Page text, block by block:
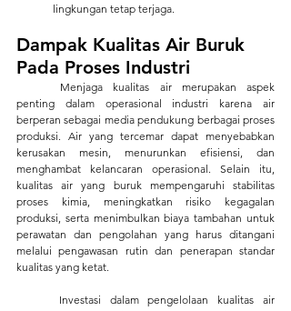
lingkungan tetap terjaga.
Dampak Kualitas Air Buruk
Pada Proses Industri
penting dalam operasional industri karena air
berperan sebagai media pendukung berbagai proses
produksi. Air yang tercemar dapat menyebabkan
kerusakan mesin, menurunkan efisiensi, dan
menghambat kelancaran operasional. Selain itu,
kualitas air yang buruk mempengaruhi stabilitas
proses kimia, meningkatkan risiko kegagalan
produksi, serta menimbulkan biaya tambahan untuk
perawatan dan pengolahan yang harus ditangani
melalui pengawasan rutin dan penerapan standar
kualitas yang ketat.